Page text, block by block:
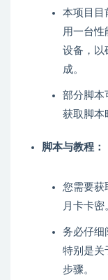
本项目目
用一台性
设备，以
成。
部分脚本
获取脚本
脚本与教程：
您需要获
月卡卡密
务必仔细
特别是关
步骤。